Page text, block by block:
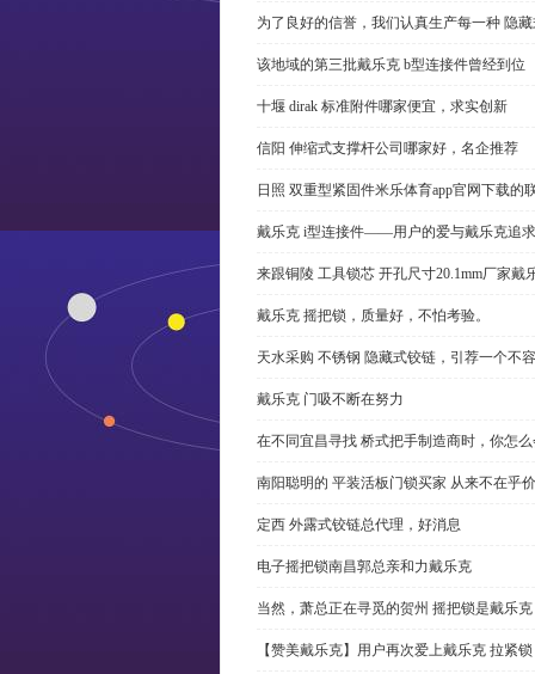
为了良好的信誉，我们认真生产每一种 隐
该地域的第三批戴乐克 b型连接件曾经到位
十堰 dirak 标准附件哪家便宜，求实创新
信阳 伸缩式支撑杆公司哪家好，名企推荐
日照 双重型紧固件米乐体育app官网下载的
戴乐克 i型连接件——用户的爱与戴乐克追求
来跟铜陵 工具锁芯 开孔尺寸20.1mm厂家
戴乐克 摇把锁，质量好，不怕考验。
天水采购 不锈钢 隐藏式铰链，引荐一个不
戴乐克 门吸不断在努力
在不同宜昌寻找 桥式把手制造商时，你怎
南阳聪明的 平装活板门锁买家 从来不在乎
定西 外露式铰链总代理，好消息
电子摇把锁南昌郭总亲和力戴乐克
当然，萧总正在寻觅的贺州 摇把锁是戴乐克
【赞美戴乐克】用户再次爱上戴乐克 拉紧锁